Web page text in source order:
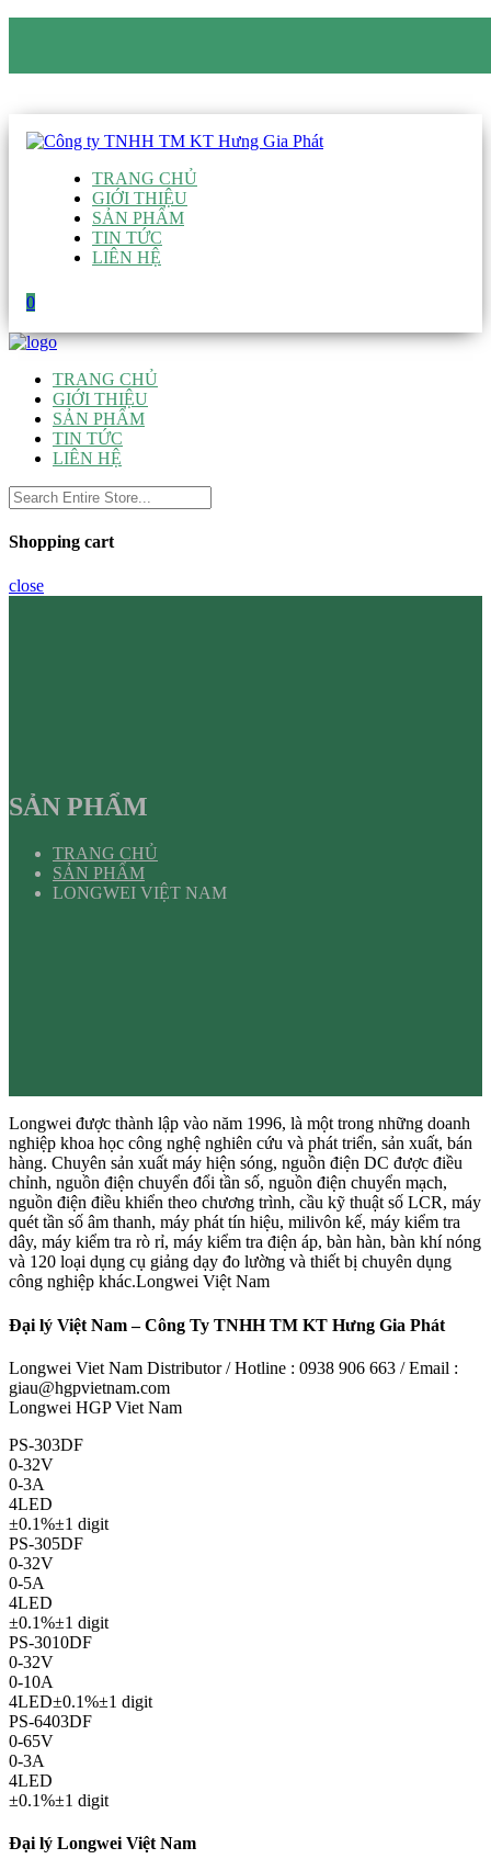
TRANG CHỦ
GIỚI THIỆU
SẢN PHẨM
TIN TỨC
LIÊN HỆ
0
TRANG CHỦ
GIỚI THIỆU
SẢN PHẨM
TIN TỨC
LIÊN HỆ
Shopping cart
close
SẢN PHẨM
TRANG CHỦ
SẢN PHẨM
LONGWEI VIỆT NAM
Longwei được thành lập vào năm 1996, là một trong những doanh
nghiệp khoa học công nghệ nghiên cứu và phát triển, sản xuất, bán
hàng. Chuyên sản xuất máy hiện sóng, nguồn điện DC được điều
chỉnh, nguồn điện chuyển đổi tần số, nguồn điện chuyển mạch,
nguồn điện điều khiển theo chương trình, cầu kỹ thuật số LCR, máy
quét tần số âm thanh, máy phát tín hiệu, milivôn kế, máy kiểm tra
dây, máy kiểm tra rò rỉ, máy kiểm tra điện áp, bàn hàn, bàn khí nóng
và 120 loại dụng cụ giảng dạy đo lường và thiết bị chuyên dụng
công nghiệp khác.Longwei Việt Nam
Đại lý Việt Nam – Công Ty TNHH TM KT Hưng Gia Phát
Longwei Viet Nam Distributor / Hotline : 0938 906 663 / Email :
giau@hgpvietnam.com
Longwei HGP Viet Nam
PS-303DF
0-32V
0-3A
4LED
±0.1%±1 digit
PS-305DF
0-32V
0-5A
4LED
±0.1%±1 digit
PS-3010DF
0-32V
0-10A
4LED±0.1%±1 digit
PS-6403DF
0-65V
0-3A
4LED
±0.1%±1 digit
Đại lý Longwei Việt Nam